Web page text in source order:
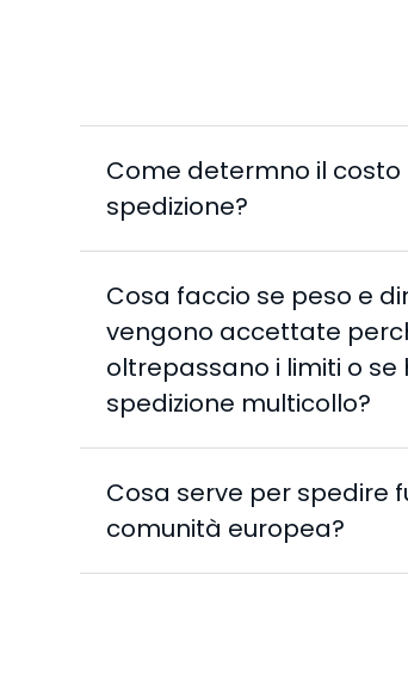
Come determno il costo
spedizione?
Cosa faccio se peso e
vengono accettate
oltrepassano i limiti o se
spedizione multicollo?
Cosa serve per spedire
comunità europea?